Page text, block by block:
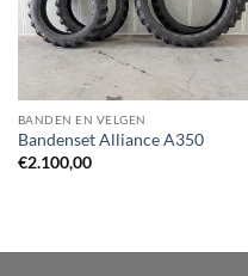
BANDEN EN VELGEN
Bandenset Alliance A350
€2.100,00